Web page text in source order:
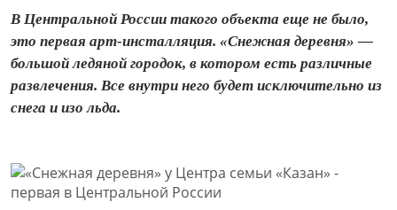
В Центральной России такого объекта еще не было,
это первая арт-инсталляция. «Снежная деревня» —
большой ледяной городок, в котором есть различные
развлечения. Все внутри него будет исключительно из
снега и изо льда.